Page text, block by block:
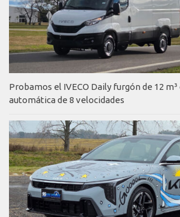
Probamos el IVECO Daily furgón de 12 m³
automática de 8 velocidades